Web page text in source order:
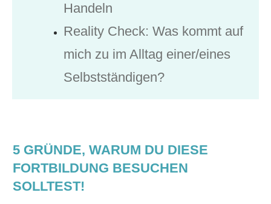
Handeln
Reality Check: Was kommt auf
mich zu im Alltag einer/eines
Selbstständigen?
5 GRÜNDE, WARUM DU DIESE
FORTBILDUNG BESUCHEN
SOLLTEST!